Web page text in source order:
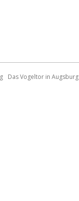
Das Vogeltor in Augsburg